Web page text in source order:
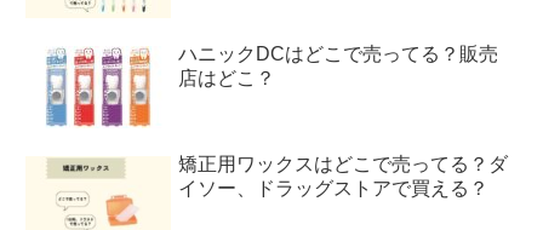
ハニックDCはどこで売ってる？販売
店はどこ？
矯正用ワックスはどこで売ってる？ダ
イソー、ドラッグストアで買える？